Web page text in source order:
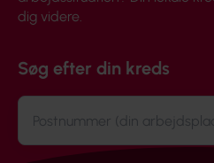
dig videre.
Søg efter din kreds